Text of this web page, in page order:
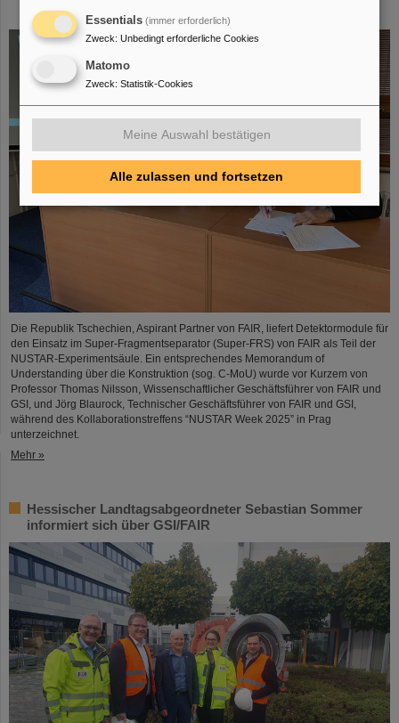
Construction Memorandum of Understanding
Die Republik Tschechien, Aspirant Partner von FAIR, liefert Detektormodule für
den Einsatz im Super-Fragmentseparator (Super-FRS) von FAIR als Teil der
NUSTAR-Experimentsäule. Ein entsprechendes Memorandum of
Understanding über die Konstruktion (sog. C-MoU) wurde vor Kurzem von
Professor Thomas Nilsson, Wissenschaftlicher Geschäftsführer von FAIR und
GSI, und Jörg Blaurock, Technischer Geschäftsführer von FAIR und GSI,
während des Kollaborationstreffens “NUSTAR Week 2025” in Prag
unterzeichnet.
Mehr »
Hessischer Landtagsabgeordneter Sebastian Sommer
informiert sich über GSI/FAIR
Essentials (immer erforderlich)
Zweck: Unbedingt erforderliche Cookies
Matomo
Zweck: Statistik-Cookies
Meine Auswahl bestätigen
Alle zulassen und fortsetzen